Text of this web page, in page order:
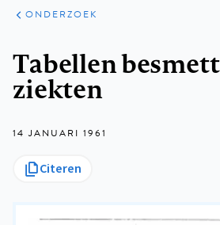
ARTIKELEN
ONDERZOEK
ONDERZOEK
Tabellen
ziekten
14 JANUARI 1961
Citeren